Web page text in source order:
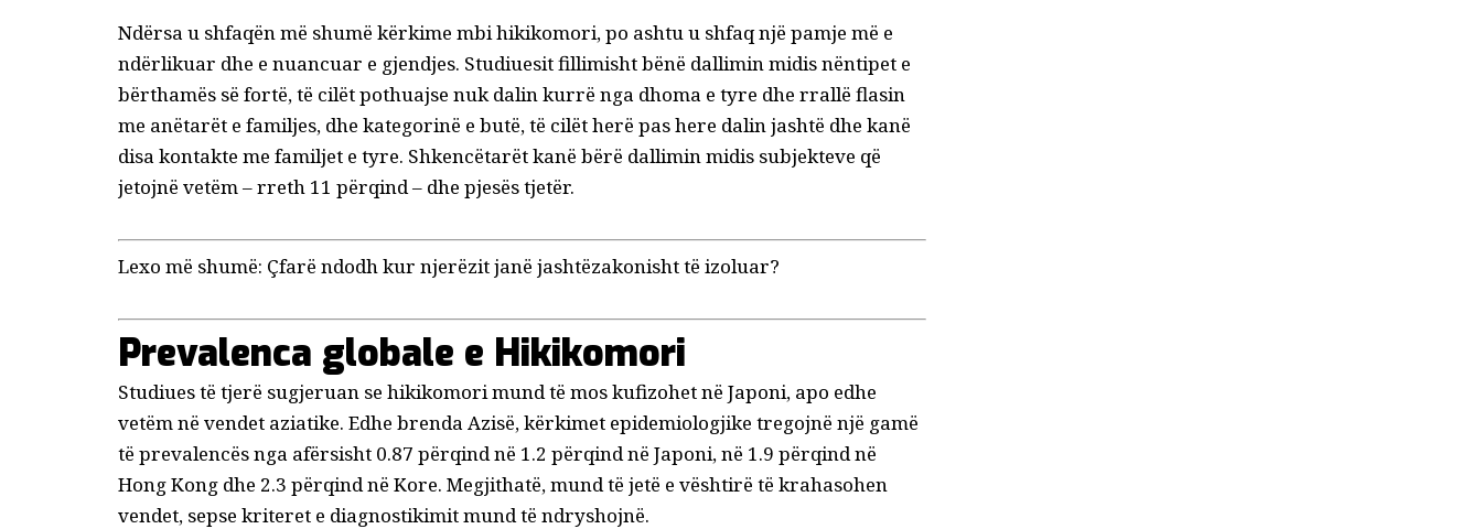
Ndërsa u shfaqën më shumë kërkime mbi hikikomori, po ashtu u shfaq një pamje më e
ndërlikuar dhe e nuancuar e gjendjes. Studiuesit fillimisht bënë dallimin midisnëntipet e
bërthamës së fortë, të cilët pothuajse nuk dalin kurrë nga dhoma e tyre dhe rrallë flasin
me anëtarët e familjes, dhe kategorinë e butë, të cilët herë pas here dalin jashtë dhe kanë
disa kontakte me familjet e tyre. Shkencëtarët kanë bërë dallimin midis subjekteve që
jetojnë vetëm – rreth 11 përqind – dhe pjesës tjetër.
Lexo më shumë: Çfarë ndodh kur njerëzit janë jashtëzakonisht të izoluar?
Prevalenca globale e Hikikomori
Studiues të tjerë sugjeruan se hikikomori mund të mos kufizohet në Japoni, apo edhe
vetëm në vendet aziatike. Edhe brenda Azisë, kërkimet epidemiologjike tregojnë një gamë
të prevalencës nga afërsisht 0.87 përqind në 1.2 përqind në Japoni, në 1.9 përqind në
Hong Kong dhe 2.3 përqind në Kore. Megjithatë, mund të jetë e vështirë të krahasohen
vendet, sepse kriteret e diagnostikimit mund të ndryshojnë.